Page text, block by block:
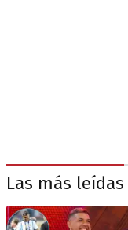
Las más leídas